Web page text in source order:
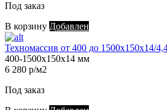
Под заказ
В корзину Добавлен
Техномассив от 400 до 1500х150х14/
400-1500х150х14 мм
6 280 р/м2
Под заказ